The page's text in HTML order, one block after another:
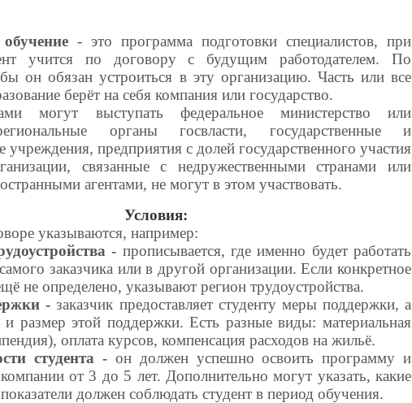
- это программа подготовки специалистов, при
учится по договору с будущим работодателем. По
он обязан устроиться в эту организацию. Часть или все
берёт на себя компания или государство.
могут выступать федеральное министерство или
органы госвласти, государственные и
предприятия с долей государственного участия
связанные с недружественными странами или
агентами, не могут в этом участвовать.
Условия:
указываются, например:
- прописывается, где именно будет работать
заказчика или в другой организации. Если конкретное
не определено, указывают регион трудоустройства.
- заказчик предоставляет студенту меры поддержки, а
и размер этой поддержки. Есть разные виды: материальная
оплата курсов, компенсация расходов на жильё.
студента - он должен успешно освоить программу и
от 3 до 5 лет. Дополнительно могут указать, какие
должен соблюдать студент в период обучения.